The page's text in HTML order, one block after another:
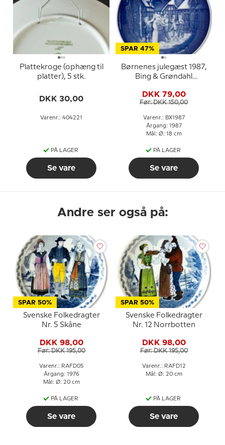
Plattekroge (ophæng til
platter), 5 stk.
DKK 30,00
Varenr.: 404221
PÅ LAGER
Se vare
SPAR 47%
Børnenes julegæst 1987,
Bing & Grøndahl
DKK 79,00
Før: DKK 150,00
Varenr.: BX1987
Årgang: 1987
Mål: Ø: 18 cm
PÅ LAGER
Se vare
Andre ser også på:
SPAR 50%
Svenske Folkedragter
Nr. 5 Skåne
DKK 98,00
Før: DKK 195,00
Varenr.: RAFD05
Årgang: 1976
Mål: Ø: 20 cm
PÅ LAGER
Se vare
SPAR 50%
Svenske Folkedragter
Nr. 12 Norrbotten
DKK 98,00
Før: DKK 195,00
Varenr.: RAFD12
Mål: Ø: 20 cm
PÅ LAGER
Se vare